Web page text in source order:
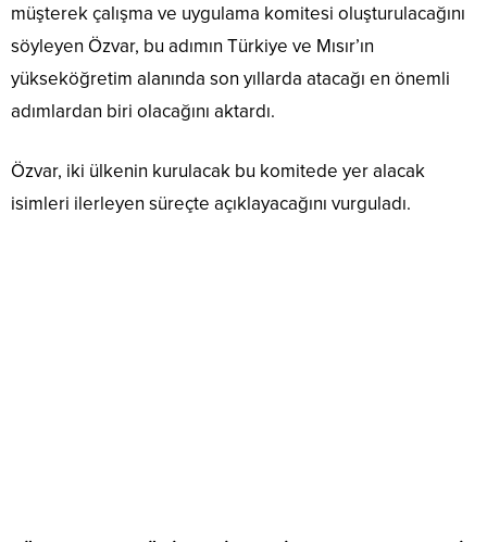
müşterek çalışma ve uygulama komitesi oluşturulacağını
söyleyen Özvar, bu adımın Türkiye ve Mısır’ın
yükseköğretim alanında son yıllarda atacağı en önemli
adımlardan biri olacağını aktardı.
Özvar, iki ülkenin kurulacak bu komitede yer alacak
isimleri ilerleyen süreçte açıklayacağını vurguladı.